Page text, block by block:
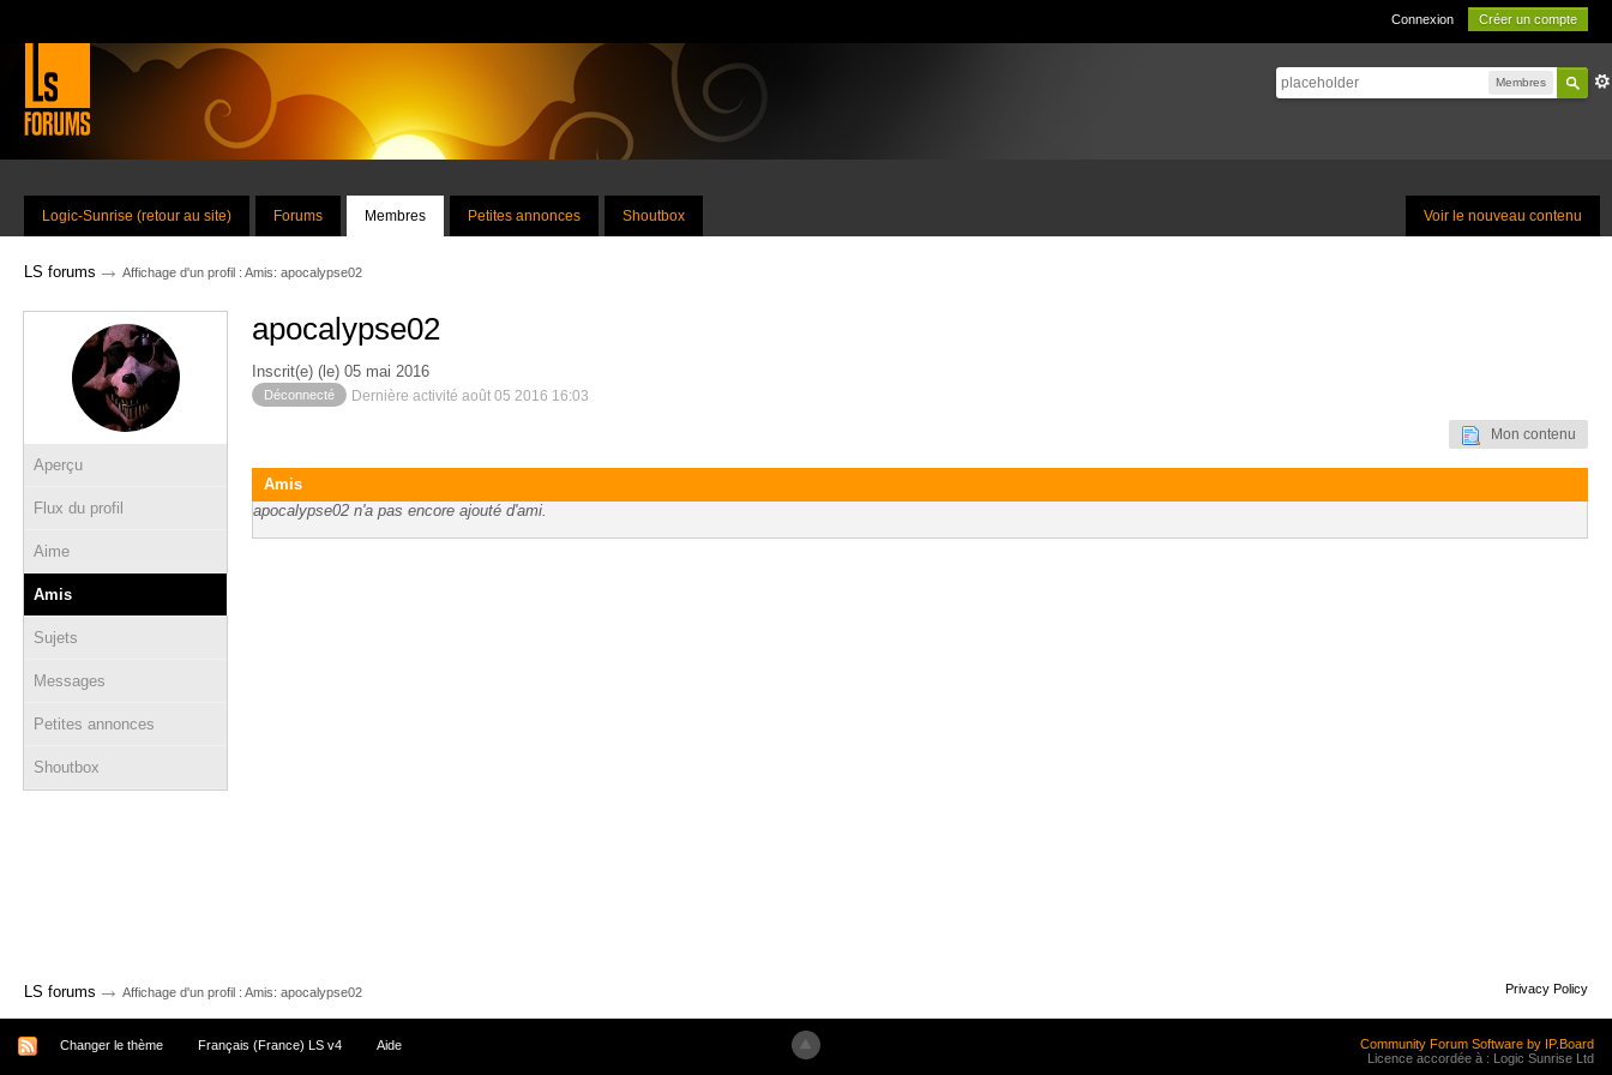
Connexion Créer un compte
Membres
Voir le nouveau contenu
Logic-Sunrise (retour au site) Forums Membres Petites annonces Shoutbox
LS forums → Affichage d'un profil : Amis: apocalypse02
Aperçu
Flux du profil
Aime
Amis
Sujets
Messages
Petites annonces
Shoutbox
apocalypse02
Inscrit(e) (le) 05 mai 2016
Déconnecté Dernière activité août 05 2016 16:03
Mon contenu
Amis
apocalypse02 n'a pas encore ajouté d'ami.
LS forums → Affichage d'un profil : Amis: apocalypse02 Privacy Policy
Changer le thème Français (France) LS v4 Aide
Community Forum Software by IP.Board
Licence accordée à : Logic Sunrise Ltd